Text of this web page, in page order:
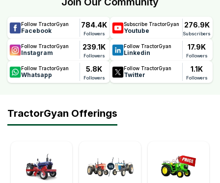
Follow TractorGyan
Facebook
784.4K
Followers
Subscribe TractorGyan
Youtube
276.9K
Subscribers
Follow TractorGyan
Instagram
239.1K
Followers
Follow TractorGyan
Linkedin
17.9K
Followers
Follow TractorGyan
Whatsapp
5.8K
Followers
Follow TractorGyan
Twitter
1.1K
Followers
TractorGyan Offerings